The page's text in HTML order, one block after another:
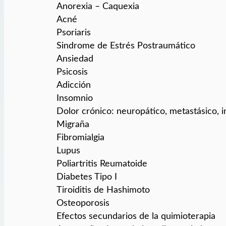
Anorexia – Caquexia
Acné
Psoriaris
Sindrome de Estrés Postraumático
Ansiedad
Psicosis
Adicción
Insomnio
Dolor crónico: neuropático, metastásico,
Migraña
Fibromialgia
Lupus
Poliartritis Reumatoide
Diabetes Tipo I
Tiroiditis de Hashimoto
Osteoporosis
Efectos secundarios de la quimioterapia